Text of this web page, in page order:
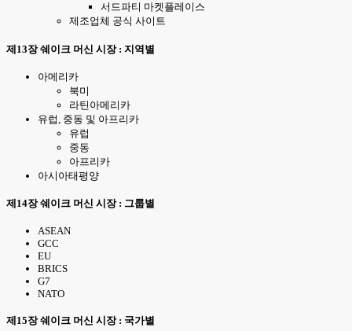
서드파티 마켓플레이스
제조업체 공식 사이트
제13장 쉐이크 머신 시장 : 지역별
아메리카
북미
라틴아메리카
유럽, 중동 및 아프리카
유럽
중동
아프리카
아시아태평양
제14장 쉐이크 머신 시장 : 그룹별
ASEAN
GCC
EU
BRICS
G7
NATO
제15장 쉐이크 머신 시장 : 국가별